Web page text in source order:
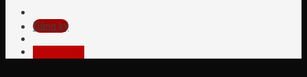
Đăng ký